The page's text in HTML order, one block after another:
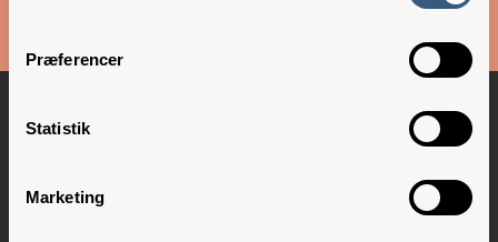
Præferencer
Statistik
Marketing
Danske Skoleelever